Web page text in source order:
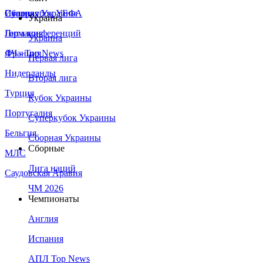
Сборная Украины
Италия
Германия
Франция
Нидерланды
Турция
Португалия
Бельгия
МЛС
Саудовская Аравия
Суперкубок УЕФА
Лига конференций
ЛЧ - Top News
Украина
Украина
Первая лига
Вторая лига
Кубок Украины
Суперкубок Украины
Сборная Украины
Сборные
Лига наций
ЧМ 2026
Чемпионаты
Англия
Испания
АПЛ Top News